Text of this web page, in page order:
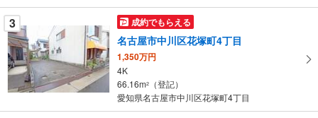
ジ
に
保
存
す
る
3 成約でもらえる
名古屋市中川区花塚町4丁目
1,350万円
4K
66.16m2
（登記）
愛知県名古屋市中川区花塚町4丁目